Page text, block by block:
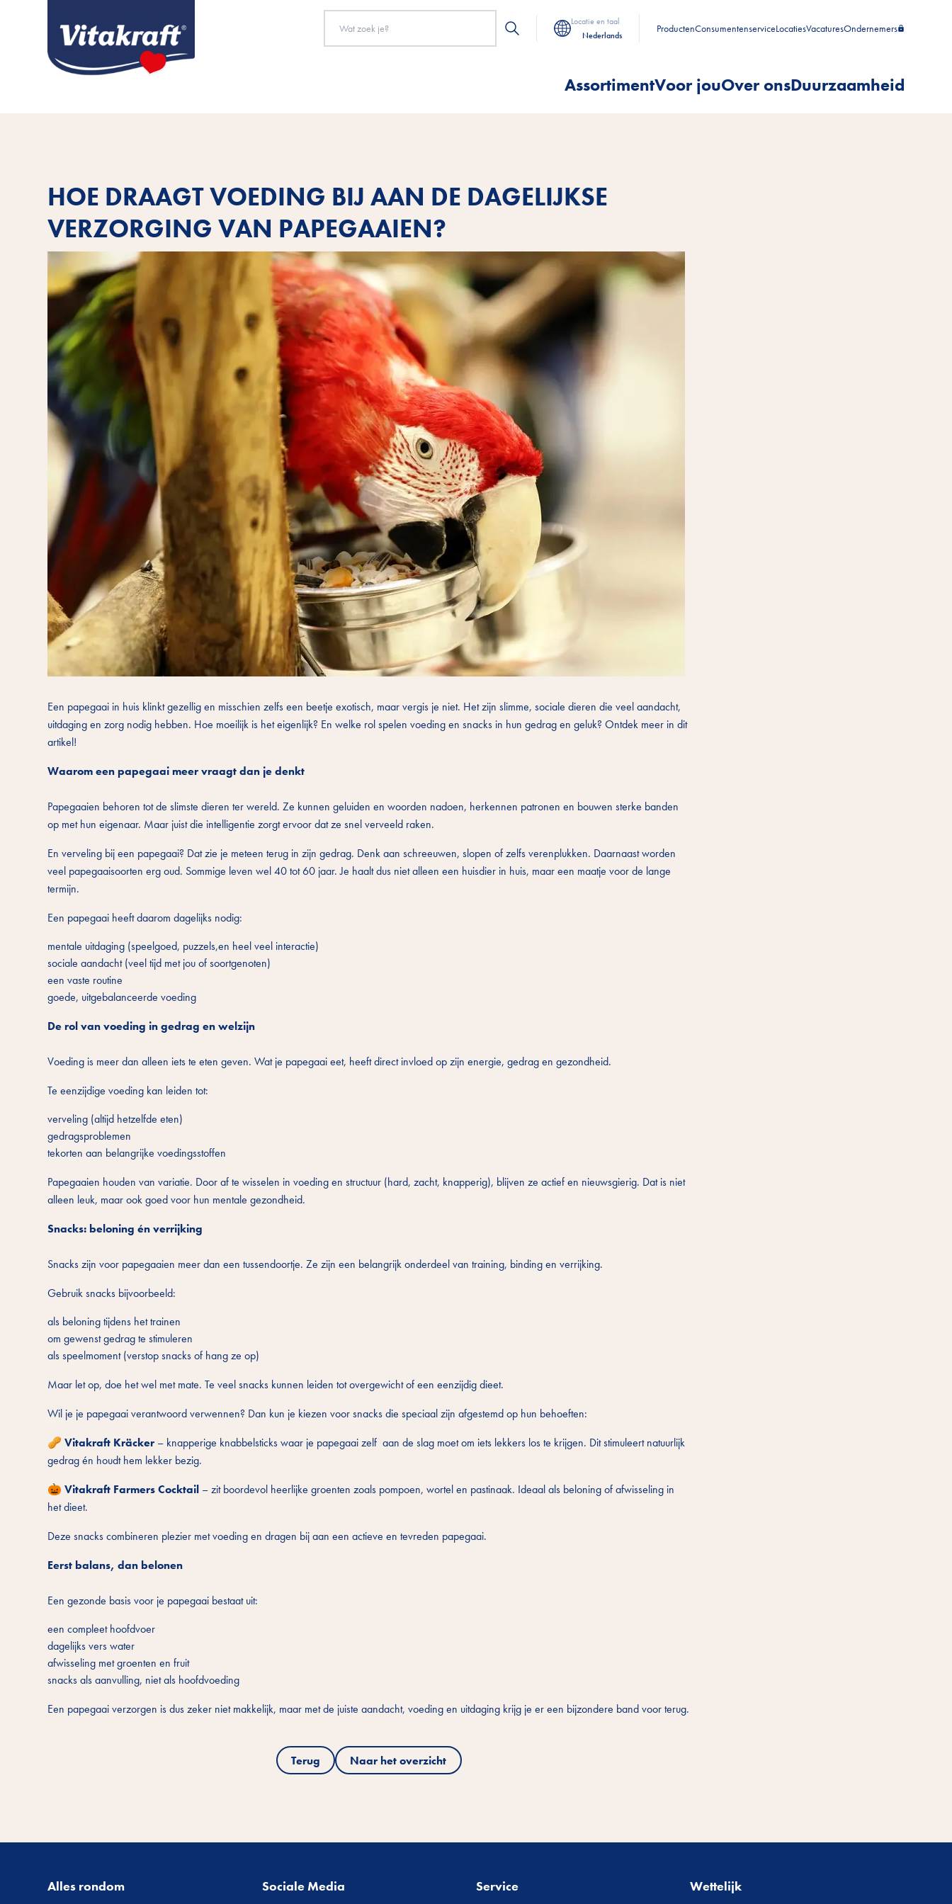
Locatie en taal
Nederlands
ProductenConsumentenserviceLocatiesVacaturesOndernemers
AssortimentVoor jouOver onsDuurzaamheid
HOE DRAAGT VOEDING BIJ AAN DE DAGELIJKSE
VERZORGING VAN PAPEGAAIEN?
Een papegaai in huis klinkt gezellig en misschien zelfs een beetje exotisch, maar vergis je niet. Het zijn slimme, sociale dieren die veel aandacht,
uitdaging en zorg nodig hebben. Hoe moeilijk is het eigenlijk? En welke rol spelen voeding en snacks in hun gedrag en geluk? Ontdek meer in dit
artikel!
Waarom een papegaai meer vraagt dan je denkt
Papegaaien behoren tot de slimste dieren ter wereld. Ze kunnen geluiden en woorden nadoen, herkennen patronen en bouwen sterke banden
op met hun eigenaar. Maar juist die intelligentie zorgt ervoor dat ze snel verveeld raken.
En verveling bij een papegaai? Dat zie je meteen terug in zijn gedrag. Denk aan schreeuwen, slopen of zelfs verenplukken. Daarnaast worden
veel papegaaisoorten erg oud. Sommige leven wel 40 tot 60 jaar. Je haalt dus niet alleen een huisdier in huis, maar een maatje voor de lange
termijn.
Een papegaai heeft daarom dagelijks nodig:
mentale uitdaging (speelgoed, puzzels,en heel veel interactie)
sociale aandacht (veel tijd met jou of soortgenoten)
een vaste routine
goede, uitgebalanceerde voeding
De rol van voeding in gedrag en welzijn
Voeding is meer dan alleen iets te eten geven. Wat je papegaai eet, heeft direct invloed op zijn energie, gedrag en gezondheid.
Te eenzijdige voeding kan leiden tot:
verveling (altijd hetzelfde eten)
gedragsproblemen
tekorten aan belangrijke voedingsstoffen
Papegaaien houden van variatie. Door af te wisselen in voeding en structuur (hard, zacht, knapperig), blijven ze actief en nieuwsgierig. Dat is niet
alleen leuk, maar ook goed voor hun mentale gezondheid.
Snacks: beloning én verrijking
Snacks zijn voor papegaaien meer dan een tussendoortje. Ze zijn een belangrijk onderdeel van training, binding en verrijking.
Gebruik snacks bijvoorbeeld:
als beloning tijdens het trainen
om gewenst gedrag te stimuleren
als speelmoment (verstop snacks of hang ze op)
Maar let op, doe het wel met mate. Te veel snacks kunnen leiden tot overgewicht of een eenzijdig dieet.
Wil je je papegaai verantwoord verwennen? Dan kun je kiezen voor snacks die speciaal zijn afgestemd op hun behoeften:
🥜Vitakraft Kräcker – knapperige knabbelsticks waar je papegaai zelf aan de slag moet om iets lekkers los te krijgen. Dit stimuleert natuurlijk
gedrag én houdt hem lekker bezig.
🎃Vitakraft Farmers Cocktail – zit boordevol heerlijke groenten zoals pompoen, wortel en pastinaak. Ideaal als beloning of afwisseling in
het dieet.
Deze snacks combineren plezier met voeding en dragen bij aan een actieve en tevreden papegaai.
Eerst balans, dan belonen
Een gezonde basis voor je papegaai bestaat uit:
een compleet hoofdvoer
dagelijks vers water
afwisseling met groenten en fruit
snacks als aanvulling, niet als hoofdvoeding
Een papegaai verzorgen is dus zeker niet makkelijk, maar met de juiste aandacht, voeding en uitdaging krijg je er een bijzondere band voor terug.
Terug Naar het overzicht
Alles rondom Sociale Media Service Wettelijk